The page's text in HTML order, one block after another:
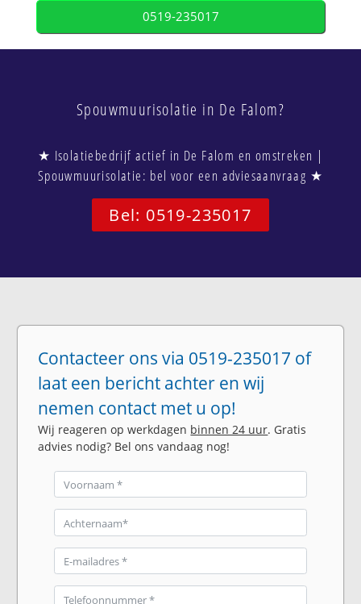
0519-235017
Spouwmuurisolatie in De Falom?
★ Isolatiebedrijf actief in De Falom en omstreken |
Spouwmuurisolatie: bel voor een adviesaanvraag ★
Bel: 0519-235017
Contacteer ons via 0519-235017 of
laat een bericht achter en wij
nemen contact met u op!
Wij reageren op werkdagen binnen 24 uur. Gratis
advies nodig? Bel ons vandaag nog!